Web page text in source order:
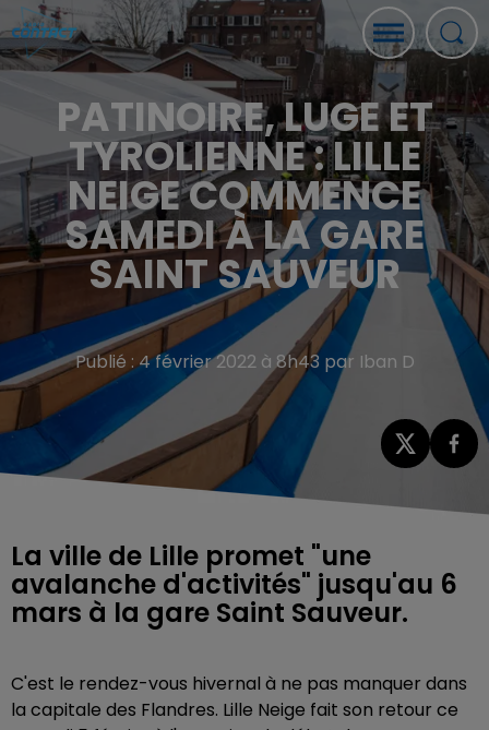
PATINOIRE, LUGE ET
TYROLIENNE : LILLE
NEIGE COMMENCE
SAMEDI À LA GARE
SAINT SAUVEUR
Publié : 4 février 2022 à 8h43 par Iban D
La ville de Lille promet "une
avalanche d'activités" jusqu'au 6
mars à la gare Saint Sauveur.
C'est le rendez-vous hivernal à ne pas manquer dans
la capitale des Flandres. Lille Neige fait son retour ce